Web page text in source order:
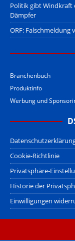
Politik gibt Windkraft
Dämpfer
ORF: Falschmeldung
Branchenbuch
Produktinfo
Werbung und
Cookie-Richtlinie
Privatsphäre-
Historie der
Einwilligungen